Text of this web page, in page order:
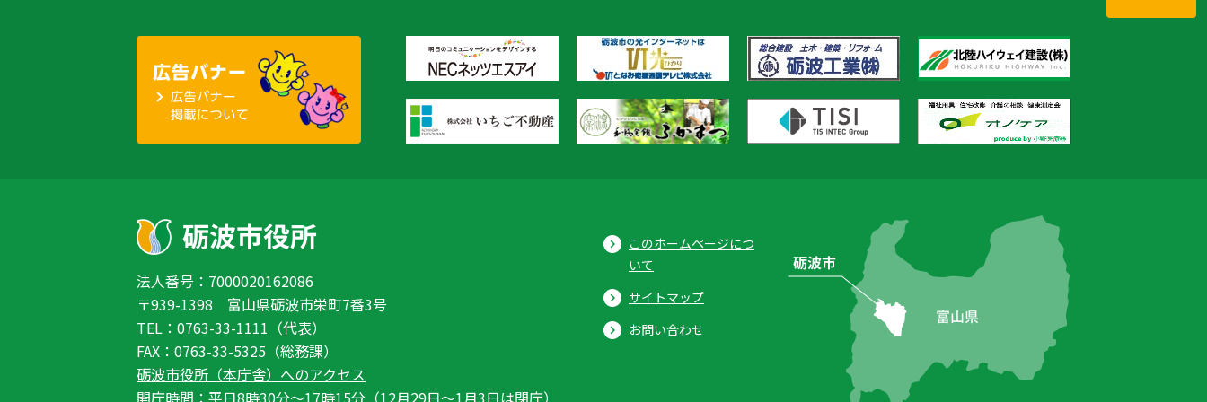
法人番号：7000020162086
〒939-1398 富山県砺波市栄町7番3号
TEL：0763-33-1111（代表）
FAX：0763-33-5325（総務課）
砺波市役所（本庁舎）へのアクセス
このホームページにつ
いて
サイトマップ
お問い合わせ